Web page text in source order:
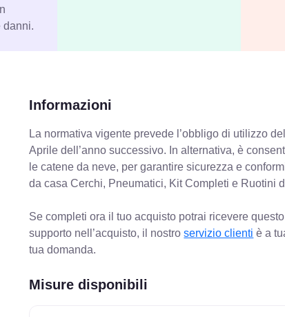
danni.
Informazioni
La normativa vigente prevede l’obbligo di utilizzo
Aprile dell’anno successivo. In alternativa, è
le catene da neve, per garantire sicurezza e
da casa Cerchi, Pneumatici, Kit Completi e Ruotini
Se completi ora il tuo acquisto potrai ricevere
supporto nell’acquisto, il nostroservizio clienti è a
tua domanda.
Misure disponibili